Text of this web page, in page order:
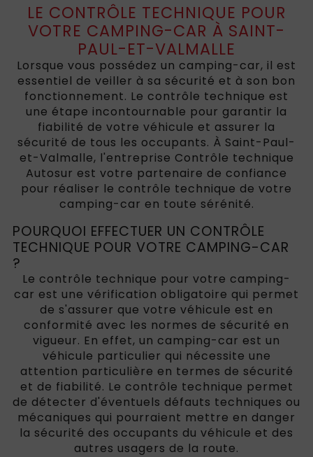
LE CONTRÔLE TECHNIQUE POUR
VOTRE CAMPING-CAR À SAINT-
PAUL-ET-VALMALLE
Lorsque vous possédez un camping-car, il est
essentiel de veiller à sa sécurité et à son bon
fonctionnement. Le contrôle technique est
une étape incontournable pour garantir la
fiabilité de votre véhicule et assurer la
sécurité de tous les occupants. À Saint-Paul-
et-Valmalle, l'entreprise Contrôle technique
Autosur est votre partenaire de confiance
pour réaliser le contrôle technique de votre
camping-car en toute sérénité.
POURQUOI EFFECTUER UN CONTRÔLE
TECHNIQUE POUR VOTRE CAMPING-CAR
?
Le contrôle technique pour votre camping-
car est une vérification obligatoire qui permet
de s'assurer que votre véhicule est en
conformité avec les normes de sécurité en
vigueur. En effet, un camping-car est un
véhicule particulier qui nécessite une
attention particulière en termes de sécurité
et de fiabilité. Le contrôle technique permet
de détecter d'éventuels défauts techniques ou
mécaniques qui pourraient mettre en danger
la sécurité des occupants du véhicule et des
autres usagers de la route.